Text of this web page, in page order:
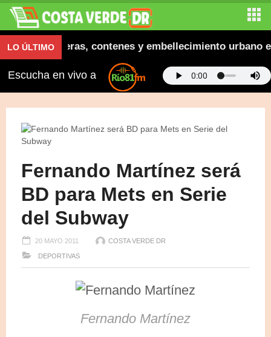
LO ÚLTIMOaceras, contenes y embellecimiento urbano en
Escucha en vivo a
Fernando Martínez será
BD para Mets en Serie
del Subway
20 MAYO 2011 COSTA VERDE DR
DEPORTIVAS
Fernando Martínez